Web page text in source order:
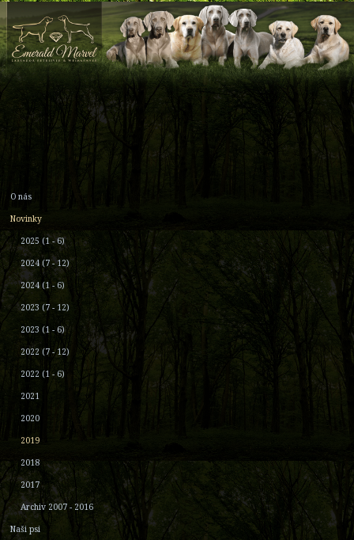
O nás
Novinky
2025 (1 - 6)
2024 (7 - 12)
2024 (1 - 6)
2023 (7 - 12)
2023 (1 - 6)
2022 (7 - 12)
2022 (1 - 6)
2021
2020
2019
2018
2017
Archiv 2007 - 2016
Naši psi